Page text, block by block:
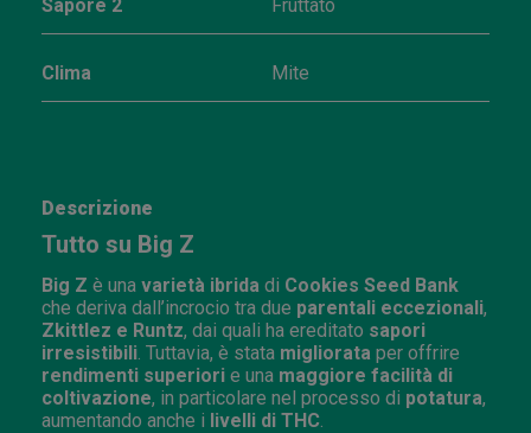
Sapore 2 Fruttato
Clima Mite
Descrizione
Tutto su Big Z
Big Z è una varietà ibrida di Cookies Seed Bank
che deriva dall’incrocio tra due parentali eccezionali,
Zkittlez e Runtz, dai quali ha ereditato sapori
irresistibili . Tuttavia, è stata migliorata per offrire
rendimenti superiori e una maggiore facilità di
coltivazione, in particolare nel processo di potatura,
aumentando anche i livelli di THC